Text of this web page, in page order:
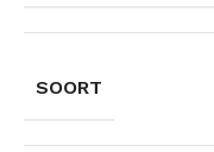
SOORT